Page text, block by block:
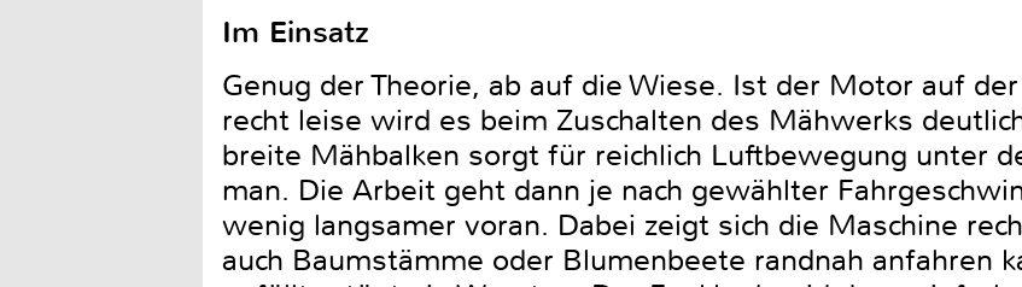
Im Einsatz
Genug der Theorie, ab auf die Wiese. Ist der Motor auf
recht leise wird es beim Zuschalten des Mähwerks
breite Mähbalken sorgt für reichlich Luftbewegung unter
man. Die Arbeit geht dann je nach gewählter
wenig langsamer voran. Dabei zeigt sich die Maschine
auch Baumstämme oder Blumenbeete randnah anfahren